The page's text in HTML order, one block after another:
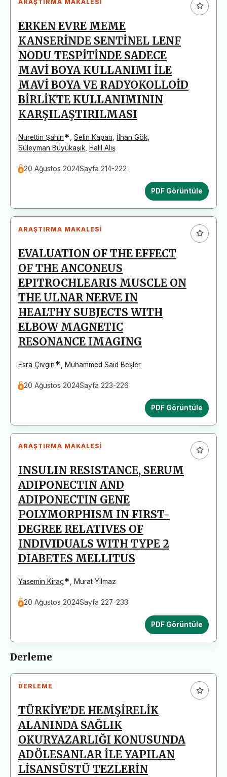
ARAŞTIRMA MAKALESI
ERKEN EVRE MEME
KANSERİNDE SENTİNEL LENF
NODU TESPİTİNDE SADECE
MAVİ BOYA KULLANIMI İLE
MAVİ BOYA VE RADYOKOLLOİD
BİRLİKTE KULLANIMININ
KARŞILAŞTIRILMASI
Nurettin Şahin* Selin Kapan İlhan Gök
Süleyman Büyükaşık
Halil Alış
20 Ağustos 2024Sayfa 214-222
PDF Görüntüle
ARAŞTIRMA MAKALESI
EVALUATION OF THE EFFECT
OF THE ANCONEUS
EPITROCHLEARIS MUSCLE ON
THE ULNAR NERVE IN
HEALTHY SUBJECTS WITH
ELBOW MAGNETIC
RESONANCE IMAGING
Esra Çıvgın* Muhammed Said Beşler
20 Ağustos 2024Sayfa 223-226
PDF Görüntüle
ARAŞTIRMA MAKALESI
INSULIN RESISTANCE, SERUM
ADIPONECTIN AND
ADIPONECTIN GENE
POLYMORPHISM IN FIRST-
DEGREE RELATIVES OF
INDIVIDUALS WITH TYPE 2
DIABETES MELLITUS
Yasemin Kiraç* Murat Yilmaz
20 Ağustos 2024Sayfa 227-233
PDF Görüntüle
Derleme
DERLEME
TÜRKİYE’DE HEMŞİRELİK
ALANINDA SAĞLIK
OKURYAZARLIĞI KONUSUNDA
ADÖLESANLAR İLE YAPILAN
LİSANSÜSTÜ TEZLERİN